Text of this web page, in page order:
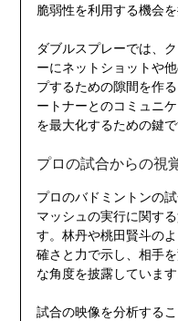
脆弱性を利用する機会を
ダブルスプレーでは、
ーにネットショットや
プするための隙間を作
ートナーとのコミュニ
を最大化するための鍵で
プロの試合からの視
プロのバドミントンの
マッシュの実行に関す
す。林丹や桃田賢斗の
確さと力で示し、相手
な角度を披露しています
試合の映像を分析する